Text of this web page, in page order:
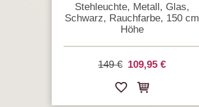
Stehleuchte, Metall, Glas,
Schwarz, Rauchfarbe, 150 cm
Höhe
149 € 109,95 €